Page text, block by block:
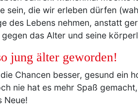
sein, die wir erleben dürfen
des Lebens nehmen, anstatt
das Alter und seine
jung älter geworden!
Chancen besser, gesund ein
nie hat es mehr Spaß
Neue!